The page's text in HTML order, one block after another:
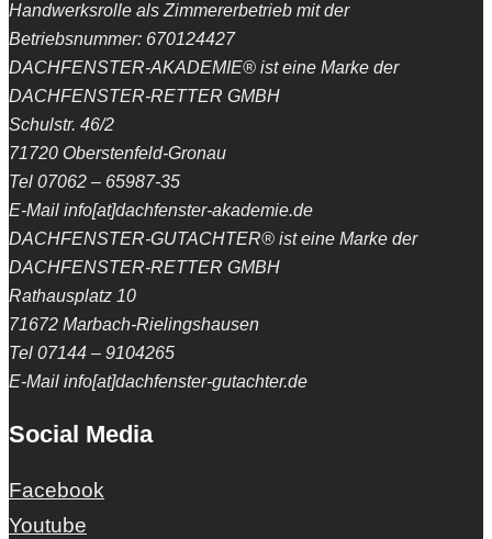
Handwerksrolle als Zimmererbetrieb mit der
Betriebsnummer: 670124427
DACHFENSTER-AKADEMIE® ist eine Marke der
DACHFENSTER-RETTER GMBH
Schulstr. 46/2
71720 Oberstenfeld-Gronau
Tel 07062 – 65987-35
E-Mail info[at]dachfenster-akademie.de
DACHFENSTER-GUTACHTER® ist eine Marke der
DACHFENSTER-RETTER GMBH
Rathausplatz 10
71672 Marbach-Rielingshausen
Tel 07144 – 9104265
E-Mail info[at]dachfenster-gutachter.de
Social Media
Facebook
Youtube